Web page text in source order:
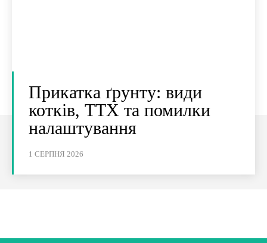
Прикатка ґрунту: види
котків, ТТХ та помилки
налаштування
1 СЕРПНЯ 2026